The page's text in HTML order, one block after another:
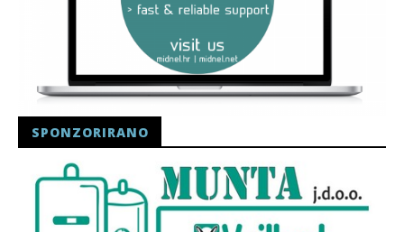
SPONZORIRANO